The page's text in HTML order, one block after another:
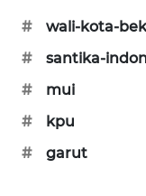
#
wali-kota-
#
santika-
#
mui
#
kpu
#
garut